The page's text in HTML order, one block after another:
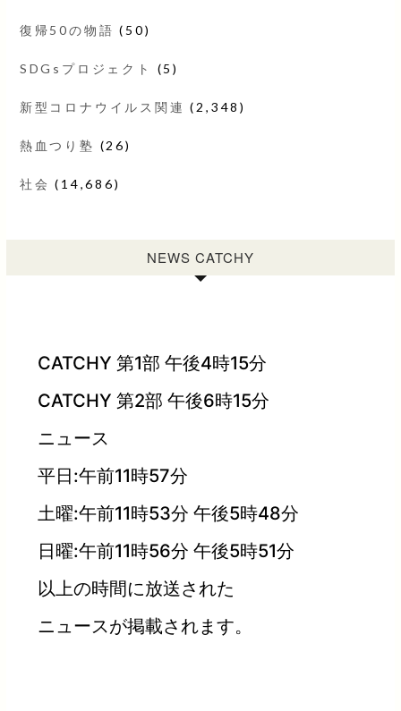
復帰50の物語 (50)
SDGsプロジェクト (5)
新型コロナウイルス関連 (2,348)
熱血つり塾 (26)
社会 (14,686)
NEWS CATCHY
CATCHY 第1部 午後4時15分
CATCHY 第2部 午後6時15分
ニュース
平日:午前11時57分
土曜:午前11時53分 午後5時48分
日曜:午前11時56分 午後5時51分
以上の時間に放送された
ニュースが掲載されます。